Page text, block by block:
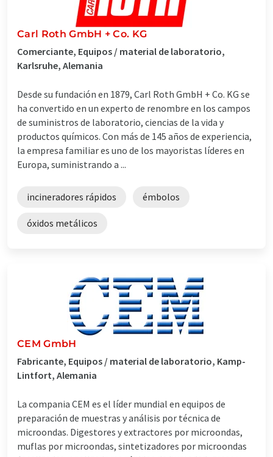
Carl Roth GmbH + Co. KG
Comerciante, Equipos / material de laboratorio,
Karlsruhe, Alemania
Desde su fundación en 1879, Carl Roth GmbH + Co. KG se
ha convertido en un experto de renombre en los campos
de suministros de laboratorio, ciencias de la vida y
productos químicos. Con más de 145 años de experiencia,
la empresa familiar es uno de los mayoristas líderes en
Europa, suministrando a ...
incineradores rápidos émbolos
óxidos metálicos
CEM GmbH
Fabricante, Equipos / material de laboratorio, Kamp-
Lintfort, Alemania
La compania CEM es el líder mundial en equipos de
preparación de muestras y análisis por técnica de
microondas. Digestores y extractores por microondas,
muflas por microondas, sintetizadores por microondas